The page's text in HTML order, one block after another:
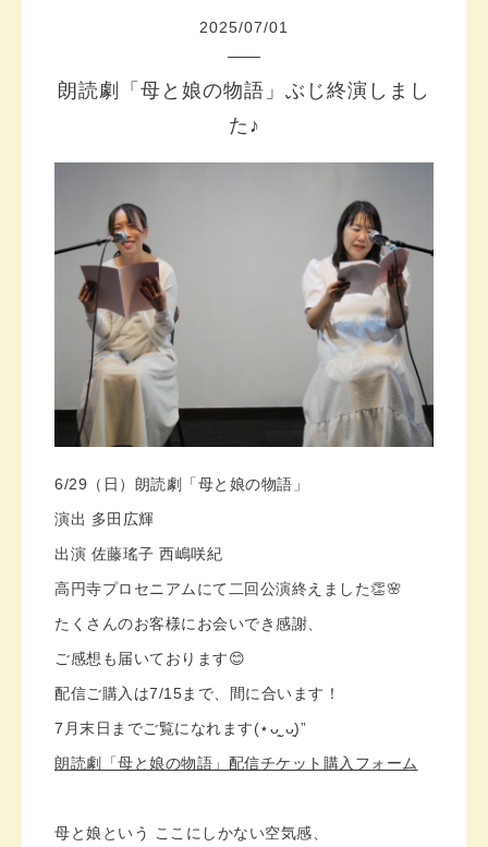
2025/07/01
朗読劇「母と娘の物語」ぶじ終演しまし
た♪
6/29（日）朗読劇「母と娘の物語」
演出 多田広輝
出演 佐藤瑤子 西嶋咲紀
高円寺プロセニアムにて二回公演終えました👏🌸
たくさんのお客様にお会いでき感謝、
ご感想も届いております😊
配信ご購入は7/15まで、間に合います！
7月末日までご覧になれます(⋆ᴗ͈ˬᴗ͈)”
朗読劇「母と娘の物語」配信チケット購入フォーム
母と娘という ここにしかない空気感、